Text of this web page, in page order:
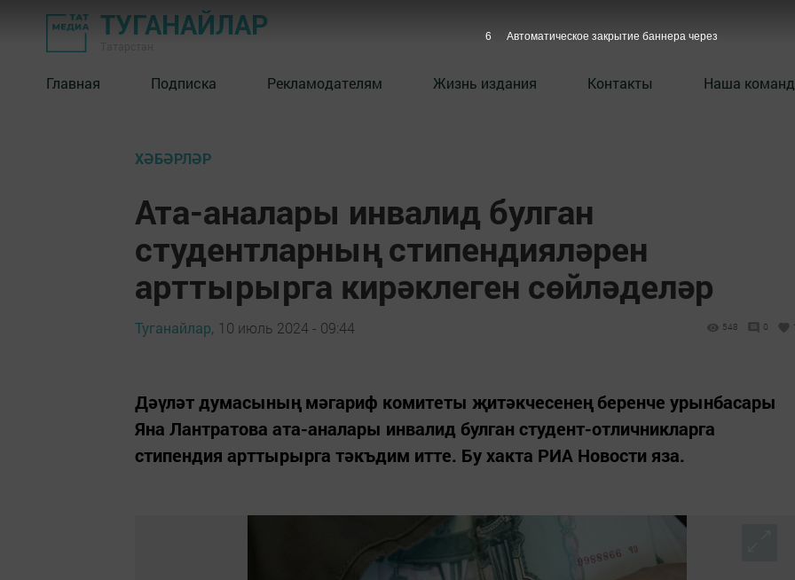
ТУГАНАЙЛАР
Главная Подписка Рекламодателям Жизнь издания Контакты Наша
ХӘБӘРЛӘР
Ата-аналары инвалид булган
студентларның стипендияләрен
арттырырга кирәклеген сөйләделәр
Туганайлар, 10 июль 2024 - 09:44 548 0
Дәүләт думасының мәгариф комитеты җитәкчесенең беренче урынбасары
Яна Лантратова ата-аналары инвалид булган студент-отличникларга
стипендия арттырырга тәкъдим итте. Бу хакта РИА Новости яза.
5 Автоматическое закрытие баннера через